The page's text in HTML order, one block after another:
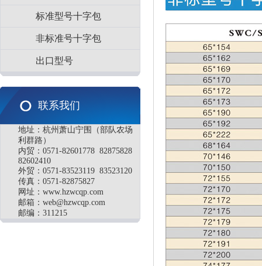
标准型号十字包
非标准号十字包
出口型号
联系我们
地址：杭州萧山宁围（部队农场
利群路）
内贸：0571-82601778 82875828
82602410
外贸：0571-83523119 83523120
传真：0571-82875827
网址：www.hzwcqp.com
邮箱： web@hzwcqp.com
邮编：311215